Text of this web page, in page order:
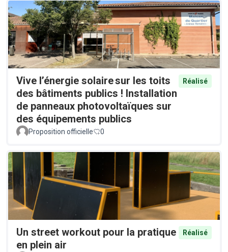
Vive l’énergie solaire sur les toits
des bâtiments publics ! Installation
de panneaux photovoltaïques sur
des équipements publics
Réalisé
Proposition officielle 0
Un street workout pour la pratique
en plein air
Réalisé